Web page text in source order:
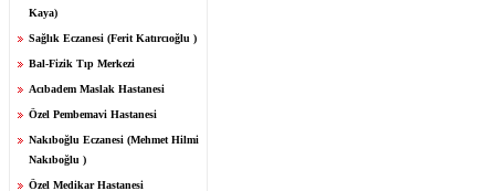
Kaya)
Sağlık Eczanesi (Ferit Katırcıoğlu )
Bal-Fizik Tıp Merkezi
Acıbadem Maslak Hastanesi
Özel Pembemavi Hastanesi
Nakıboğlu Eczanesi (Mehmet Hilmi
Nakıboğlu )
Özel Medikar Hastanesi